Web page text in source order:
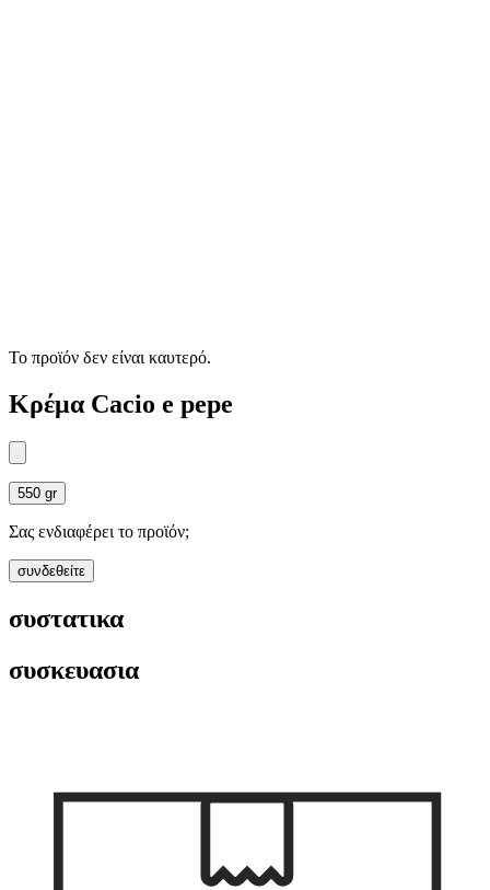
Το προϊόν δεν είναι καυτερό.
Κρέμα Cacio e pepe
550 gr
Σας ενδιαφέρει το προϊόν;
συνδεθείτε
συστατικα
συσκευασια